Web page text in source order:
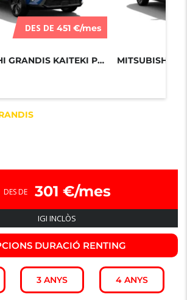
DES DE 451 €/mes
MITSUBISHI GRANDIS KAITEKI PLUS 180...
DES DE 301 €/mes
IGI INCLÒS
DURACIÓ RENTING​
3 ANYS 4 ANYS